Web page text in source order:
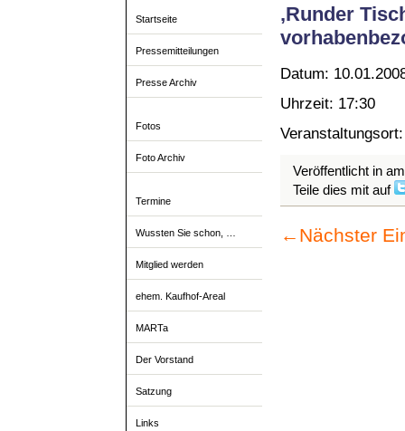
Startseite
Pressemitteilungen
Presse Archiv
Fotos
Foto Archiv
Termine
Wussten Sie schon, …
Mitglied werden
ehem. Kaufhof-Areal
MARTa
Der Vorstand
Satzung
Links
‚Runder
Datum:
Uhrzeit: 17:30
Veröffentlicht in
Teile dies mit auf
← Nächster